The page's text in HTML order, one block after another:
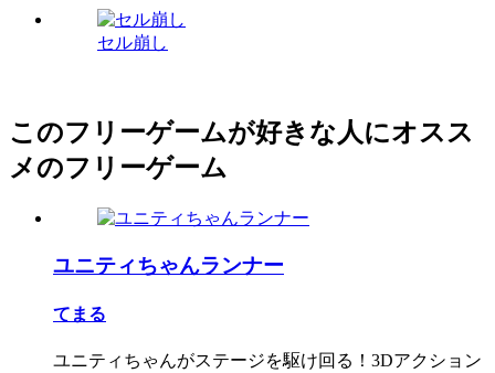
セル崩し
このフリーゲームが好きな人にオスス
メのフリーゲーム
ユニティちゃんランナー
てまる
ユニティちゃんがステージを駆け回る！3Dアクション